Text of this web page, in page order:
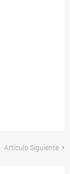
Artículo Siguiente